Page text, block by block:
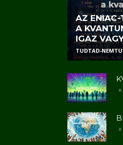
AZ ENIAC-
A
IGAZ
TUDTAD-